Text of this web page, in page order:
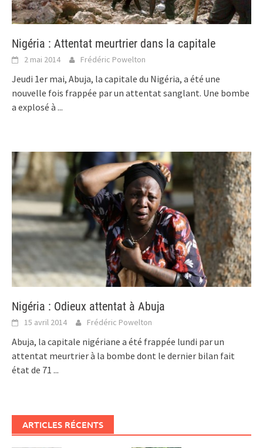
Nigéria : Attentat meurtrier dans la capitale
2 mai 2014 Frédéric Powelton
Jeudi 1er mai, Abuja, la capitale du Nigéria, a été une
nouvelle fois frappée par un attentat sanglant. Une bombe
a explosé à ...
Nigéria : Odieux attentat à Abuja
15 avril 2014 Frédéric Powelton
Abuja, la capitale nigériane a été frappée lundi par un
attentat meurtrier à la bombe dont le dernier bilan fait
état de 71 ...
ARTICLES RÉCENTS